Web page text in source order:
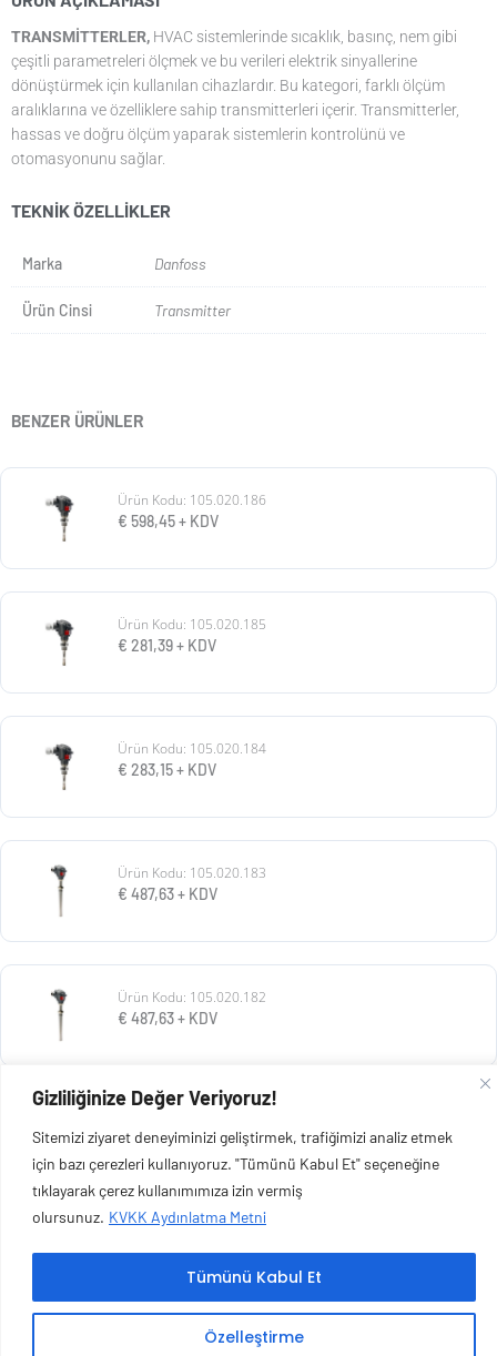
Gizliliğinize Değer Veriyoruz!
Sitemizi ziyaret deneyiminizi geliştirmek, trafiğimizi analiz etmek
için bazı çerezleri kullanıyoruz. "Tümünü Kabul Et" seçeneğine
tıklayarak çerez kullanımımıza izin vermiş
olursunuz. KVKK Aydınlatma Metni
Özelleştirme
Tümünü Kabul Et
TRANSMITTERLER, HVAC sistemlerinde sıcaklık, basınç, nem gibi
çeşitli parametreleri ölçmek ve bu verileri elektrik sinyallerine
dönüştürmek için kullanılan cihazlardır. Bu kategori, farklı ölçüm
aralıklarına ve özelliklere sahip transmitterleri içerir. Transmitterler,
hassas ve doğru ölçüm yaparak sistemlerin kontrolünü ve
otomasyonunu sağlar.
TEKNIK ÖZELLIKLER
Marka Danfoss
Ürün Cinsi Transmitter
BENZER ÜRÜNLER
Ürün Kodu: 105.020.186
€ 598,45+ KDV
Ürün Kodu: 105.020.185
€ 281,39+ KDV
Ürün Kodu: 105.020.184
€ 283,15+ KDV
Ürün Kodu: 105.020.183
€ 487,63+ KDV
Ürün Kodu: 105.020.182
€ 487,63+ KDV
€487,63+ KDV
Copyright © 2026 Esen Isıtma Soğutma İnşaat Ltd Şti | Tüm Hakları Saklıdır.